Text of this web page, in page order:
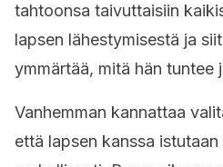
tahtoonsa taivuttaisiin
lapsen lähestymisestä ja
ymmärtää, mitä hän tuntee
Vanhemman kannattaa
että lapsen kanssa